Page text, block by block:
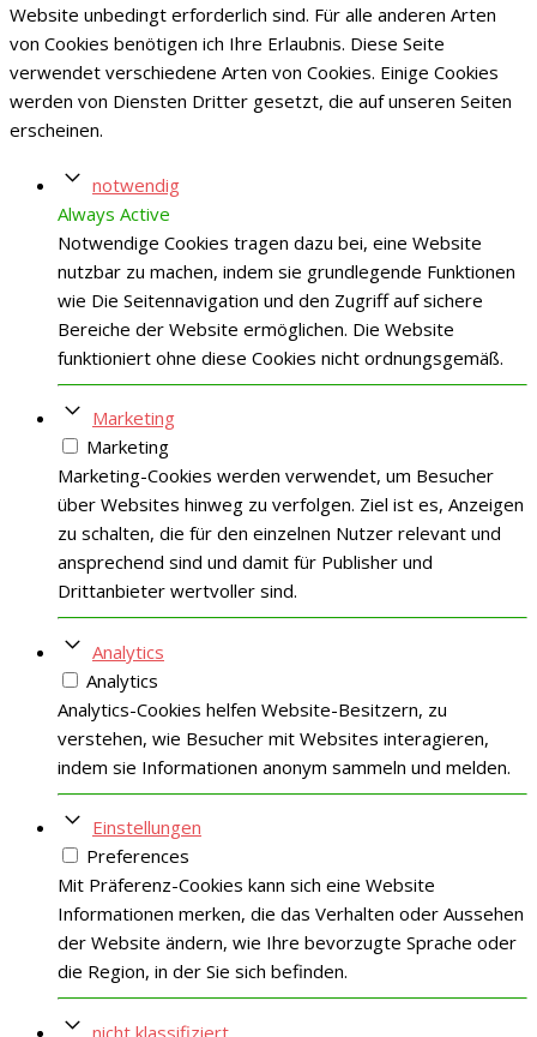
Website unbedingt erforderlich sind. Für alle anderen Arten
von Cookies benötigen ich Ihre Erlaubnis. Diese Seite
verwendet verschiedene Arten von Cookies. Einige Cookies
werden von Diensten Dritter gesetzt, die auf unseren Seiten
erscheinen.
notwendig
Always Active
Notwendige Cookies tragen dazu bei, eine Website
nutzbar zu machen, indem sie grundlegende Funktionen
wie Die Seitennavigation und den Zugriff auf sichere
Bereiche der Website ermöglichen. Die Website
funktioniert ohne diese Cookies nicht ordnungsgemäß.
Marketing
Marketing
Marketing-Cookies werden verwendet, um Besucher
über Websites hinweg zu verfolgen. Ziel ist es, Anzeigen
zu schalten, die für den einzelnen Nutzer relevant und
ansprechend sind und damit für Publisher und
Drittanbieter wertvoller sind.
Analytics
Analytics
Analytics-Cookies helfen Website-Besitzern, zu
verstehen, wie Besucher mit Websites interagieren,
indem sie Informationen anonym sammeln und melden.
Einstellungen
Preferences
Mit Präferenz-Cookies kann sich eine Website
Informationen merken, die das Verhalten oder Aussehen
der Website ändern, wie Ihre bevorzugte Sprache oder
die Region, in der Sie sich befinden.
nicht klassifiziert